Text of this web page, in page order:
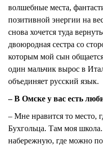
волшебные места,
позитивной энергии на
снова хочется туда
двоюродная сестра со
которым мой сын
один мальчик вырос в
объединяет русский язык.
– В Омске у вас есть
– Мне нравится то место,
Бухгольца. Там моя
набережную, где можно